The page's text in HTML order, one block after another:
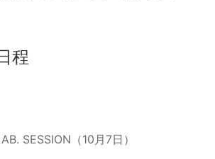
程
SESSION（10月7日）